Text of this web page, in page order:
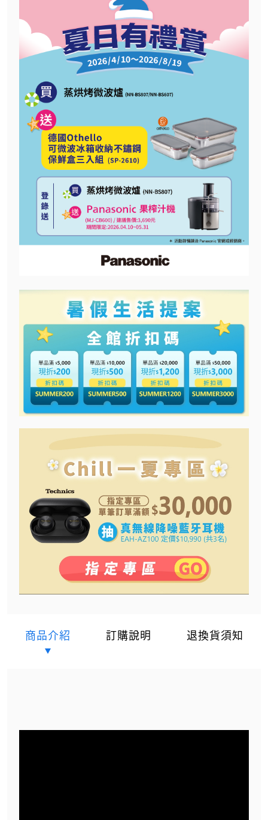
商品介紹 訂購說明 退換貨須知